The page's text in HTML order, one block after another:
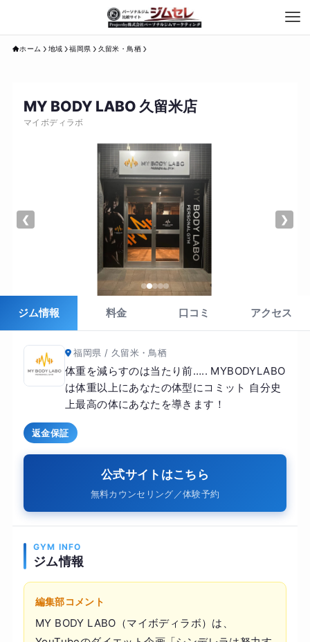
ホーム 地域 福岡県 久留米・鳥栖
MY BODY LABO 久留米店
マイボディラボ
❮ ❯
ジム情報 料金 口コミ アクセス
福岡県 / 久留米・鳥栖
体重を減らすのは当たり前….. MYBODYLABO
は体重以上にあなたの体型にコミット 自分史
上最高の体にあなたを導きます！
返金保証
公式サイトはこちら
無料カウンセリング／体験予約
GYM INFO
ジム情報
編集部コメント
MY BODY LABO（マイボディラボ）は、